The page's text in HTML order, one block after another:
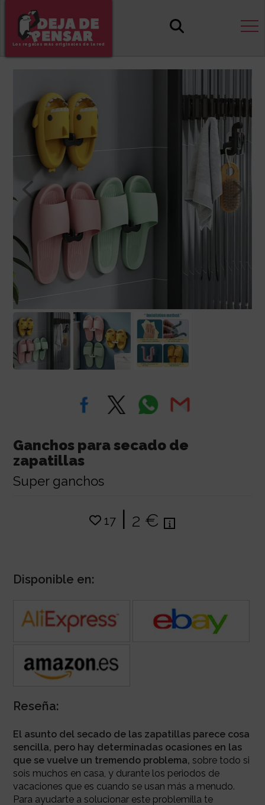
Los regalos más originales de la red
Ganchos para secado de
zapatillas
Super ganchos
17 | 2 €
Disponible en:
Reseña:
El asunto del secado de las zapatillas parece cosa
sencilla, pero hay determinadas ocasiones en las
que se vuelve un tremendo problema, sobre todo si
sois muchos en casa, y durante los periodos de
vacaciones que es cuando se usan más a menudo.
Para ayudarte a solucionar este problemilla te